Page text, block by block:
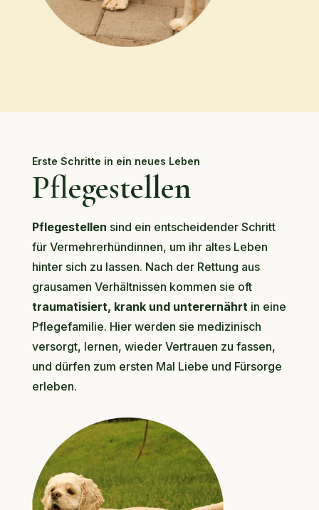
Erste Schritte in ein neues Leben
Pflegestellen
Pflegestellen sind ein entscheidender Schritt
für Vermehrerhündinnen, um ihr altes Leben
hinter sich zu lassen. Nach der Rettung aus
grausamen Verhältnissen kommen sie oft
traumatisiert, krank und unterernährt in eine
Pflegefamilie. Hier werden sie medizinisch
versorgt, lernen, wieder Vertrauen zu fassen,
und dürfen zum ersten Mal Liebe und Fürsorge
erleben.